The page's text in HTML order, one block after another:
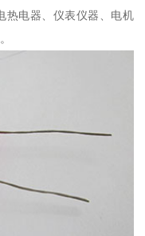
热电器、仪表仪器、电机